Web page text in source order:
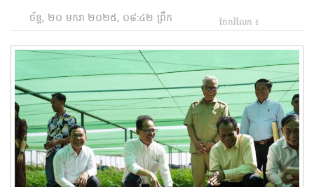
ច័ន្ទ, ២០ មករា ២០២៥, ០៨:៤២ ព្រឹក ចែករំលែក ៖